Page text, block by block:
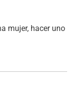
mujer, hacer uno